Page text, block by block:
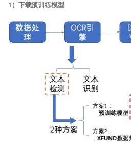
1）下载预训练模型